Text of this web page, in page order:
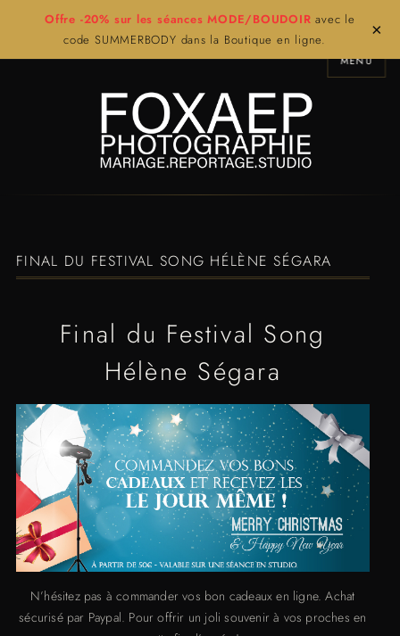
Offre -20% sur les séances MODE/BOUDOIR avec le
code SUMMERBODY dans la Boutique en ligne.
×
MENU
FINAL DU FESTIVAL SONG HÉLÈNE SÉGARA
Final du Festival Song
Hélène Ségara
N’hésitez pas à commander vos bon cadeaux en ligne. Achat
sécurisé par Paypal. Pour offrir un joli souvenir à vos proches en